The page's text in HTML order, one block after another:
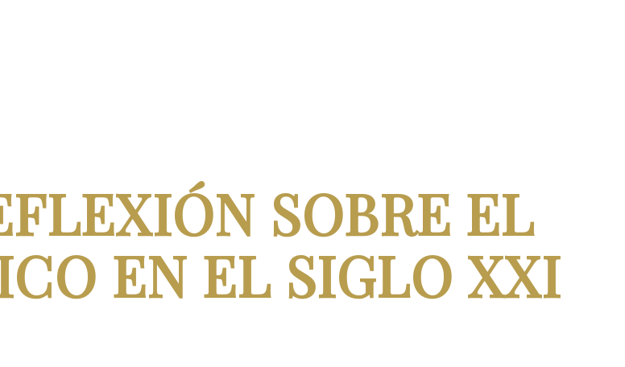
SOBRE EL
EN EL SIGLO XXI